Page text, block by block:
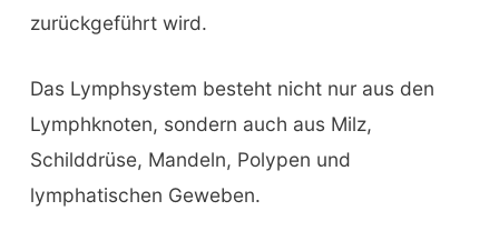
zurückgeführt wird.
Das Lymphsystem besteht nicht nur aus den
Lymphknoten, sondern auch aus Milz,
Schilddrüse, Mandeln, Polypen und
lymphatischen Geweben.